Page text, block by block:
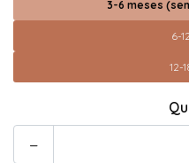
3-6 meses
6-
12-
-